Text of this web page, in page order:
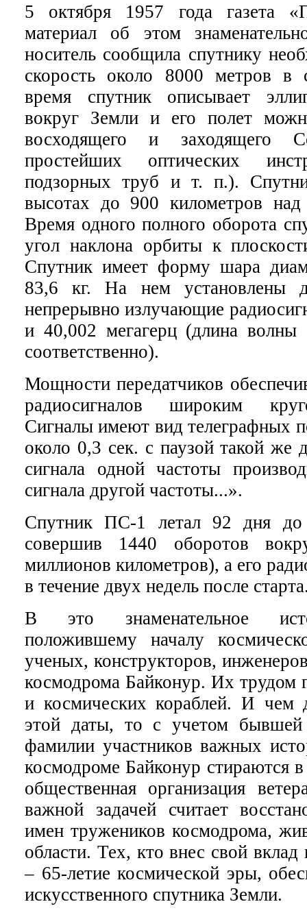
5 октября 1957 года газета
материал об этом
носитель сообщила спутнику
скорость около 8000 метров в
время спутник описывает
вокруг Земли и его полет
восходящего и заходящего
простейших оптических
подзорных труб и т. п.).
высотах до 900 километров
Время одного полного оборота
угол наклона орбиты к
Спутник имеет форму шара
83,6 кг. На нем установлены
непрерывно излучающие
и 40,002 мегагерц (длина
соответственно).
Мощности передатчиков
радиосигналов широким
Сигналы имеют вид телеграфных
около 0,3 сек. с паузой такой же
сигнала одной частоты
сигнала другой частоты...».
Спутник ПС-1 летал 92 дня до
совершив 1440 оборотов
миллионов километров), а его
в течение двух недель после
В это знаменательное
положившему началу
ученых, конструкторов,
космодрома Байконур. Их трудом
и космических кораблей. И
этой даты, то с учетом бывшей
фамилии участников важных
космодроме Байконур стираются
общественная организация
важной задачей считает
имен тружеников космодрома,
области. Тех, кто внес свой вклад
– 65-летие космической эры,
искусственного спутника Земли.